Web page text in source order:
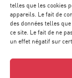
telles que les cookies
appareils. Le fait de
des données telles
ce site. Le fait de ne
un effet négatif sur